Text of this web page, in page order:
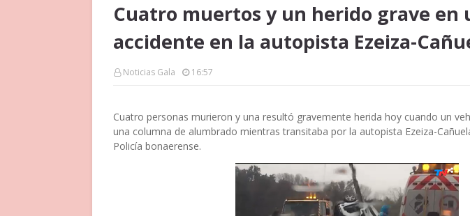
Cuatro muertos y un herido grave en
accidente en la autopista Ezeiza-
Noticias Gala 16:57
Cuatro personas murieron y una resultó gravemente herida hoy cuando un
una columna de alumbrado mientras transitaba por la autopista Ezeiza-
Policía bonaerense.